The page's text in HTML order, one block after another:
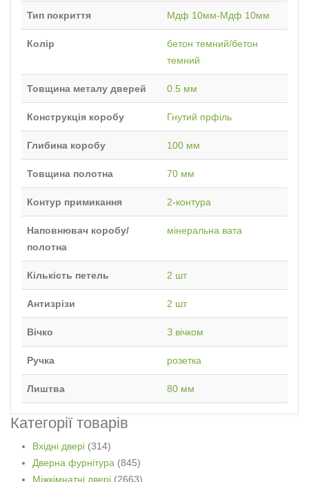
Тип покриття Мдф 10мм-Мдф 10мм
Колір
бетон темний/бетон
темний
Товщина металу дверей 0.5 мм
Конструкція коробу Гнутий прфіль
Глибина коробу 100 мм
Товщина полотна 70 мм
Контур примикання 2-контура
Наповнювач коробу/
полотна
мінеральна вата
Кількість петель 2 шт
Антизрізи 2 шт
Вічко З вічком
Ручка розетка
Лиштва 80 мм
Категорії товарів
Вхідні двері (314)
Дверна фурнітура (845)
Міжкімнатні двері (2663)